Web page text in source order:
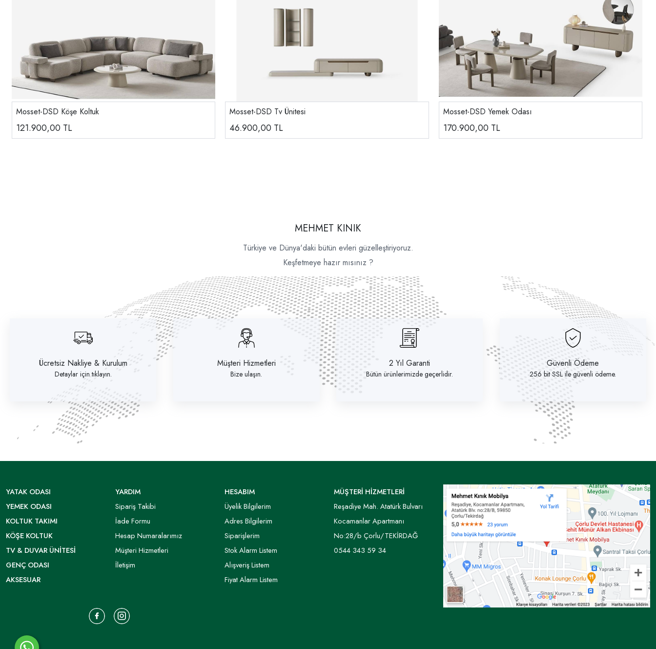
Mosset-DSD Köşe Koltuk
121.900,00 TL
Mosset-DSD Tv Ünitesi
46.900,00 TL
Mosset-DSD Yemek Odası
170.900,00 TL
MEHMET KINIK
Türkiye ve Dünya'daki bütün evleri güzelleştiriyoruz.
Keşfetmeye hazır mısınız ?
Ücretsiz Nakliye & Kurulum
Detaylar için tıklayın.
Müşteri Hizmetleri
Bize ulaşın.
2 Yıl Garanti
Bütün ürünlerimizde geçerlidir.
Güvenli Ödeme
256 bit SSL ile güvenli ödeme.
YATAK ODASI
YEMEK ODASI
KOLTUK TAKIMI
KÖŞE KOLTUK
TV & DUVAR ÜNITESI
GENÇ ODASI
AKSESUAR
YARDIM
Sipariş Takibi
İade Formu
Hesap Numaralarımız
Müşteri Hizmetleri
İletişim
HESABIM
Üyelik Bilgilerim
Adres Bilgilerim
Siparişlerim
Stok Alarm Listem
Alışveriş Listem
Fiyat Alarm Listem
MÜŞTERİ HİZMETLERİ
Reşadiye Mah. Atatürk Bulvarı
Kocamanlar Apartmanı
No:28/b Çorlu/TEKİRDAĞ
0544 343 59 34